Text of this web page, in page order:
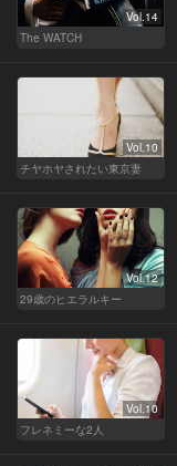
Vol.14
The WATCH
Vol.10
チヤホヤされたい東京妻
Vol.12
29歳のヒエラルキー
Vol.10
フレネミーな2人